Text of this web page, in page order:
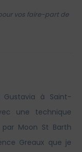
vos faire-part de
Gustavia à Saint-
une technique
Moon St Barth
Greaux que je